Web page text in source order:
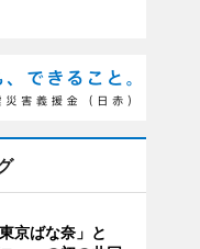
京ばな奈」と